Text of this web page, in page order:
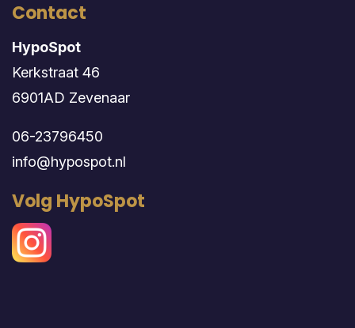
Contact
HypoSpot
Kerkstraat 46
6901AD Zevenaar
06-23796450
info@hypospot.nl
Volg HypoSpot